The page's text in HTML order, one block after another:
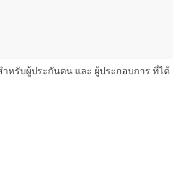
หรับผู้ประกันตน และ ผู้ประกอบการ ที่ได้